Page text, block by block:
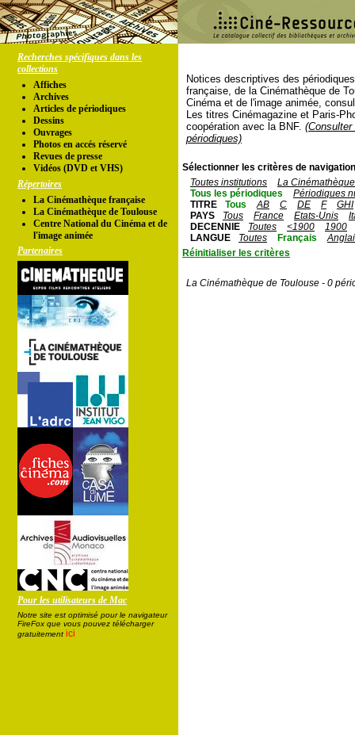
Recherches spécifiques dans les
collections
Affiches
Archives
Articles de périodiques
Dessins
Ouvrages
Photos en accés réservé
Revues de presse
Vidéos (DVD et VHS)
Répertoires
La Cinémathèque française
La Cinémathèque de Toulouse
Centre National du Cinéma et de
l'image animée
Partenaires
Pour les utilisateurs de Mac
Notre site est optimisé pour le navigateur
FireFox que vous pouvez télécharger
gratuitement ici
Notices descriptives des
française, de la Cinémathèque de
Cinéma et de l'image animée,
Les titres Cinémagazine et Paris-
coopération avec la BNF.
périodiques)
Sélectionner les critères de
Toutes institutions
La
Tous les périodiques
Périodiques
TITRE
Tous AB C DE F
GHI
PAYS
Tous France Etats-Unis
DECENNIE
Toutes <1900
1900
LANGUE
Toutes Français
Réinitialiser les critères
La Cinémathèque de Toulouse - 0